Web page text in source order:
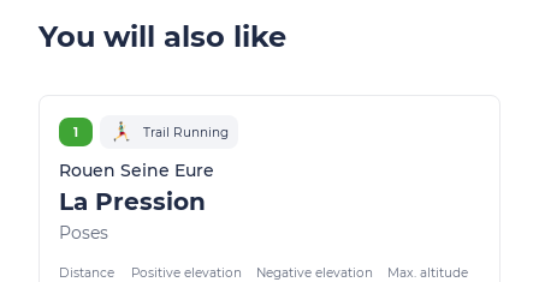
You will also like
1 Trail Running
Rouen Seine Eure
La Pression
Poses
Distance Positive elevation Negative elevation Max. altitude